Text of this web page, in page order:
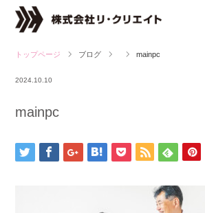
ブログ mainpc
2024.10.10
mainpc